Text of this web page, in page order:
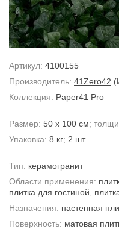
Артикул: 4100155
Производитель: 41Zero42
Коллекция: Paper41 Pro
Размер: 50 x 100 см;
Упаковка: 8 кг; 2 шт.
Тип: керамогранит
Области применения:
плитка для гостиной
Назначения: настенная
Поверхность: матовая